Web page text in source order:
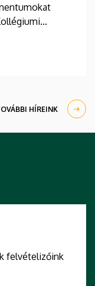
kollégiumi
és
augusztus
HÍREINK
felvételizőink